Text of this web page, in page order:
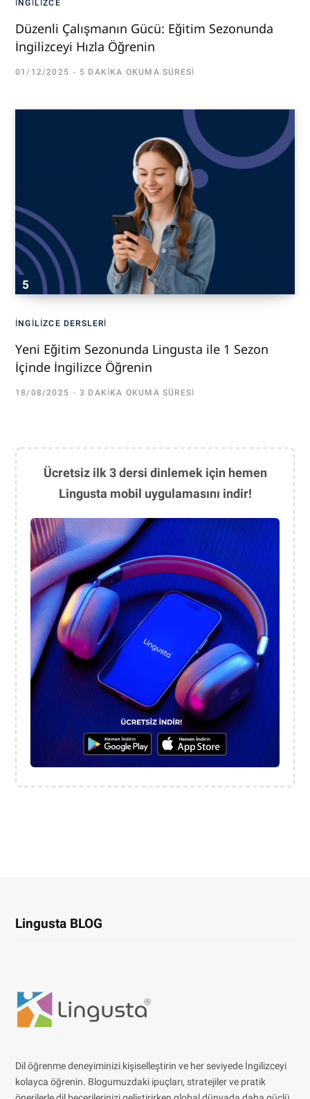
İNGILIZCE
Düzenli Çalışmanın Gücü: Eğitim Sezonunda
İngilizceyi Hızla Öğrenin
01/12/2025 5 DAKIKA OKUMA SÜRESI
İNGILIZCE DERSLERI
Yeni Eğitim Sezonunda Lingusta ile 1 Sezon
İçinde İngilizce Öğrenin
18/08/2025 3 DAKIKA OKUMA SÜRESI
Ücretsiz ilk 3 dersi dinlemek için hemen
Lingusta mobil uygulamasını indir!
Lingusta BLOG
Dil öğrenme deneyiminizi kişiselleştirin ve her seviyede İngilizceyi
kolayca öğrenin. Blogumuzdaki ipuçları, stratejiler ve pratik